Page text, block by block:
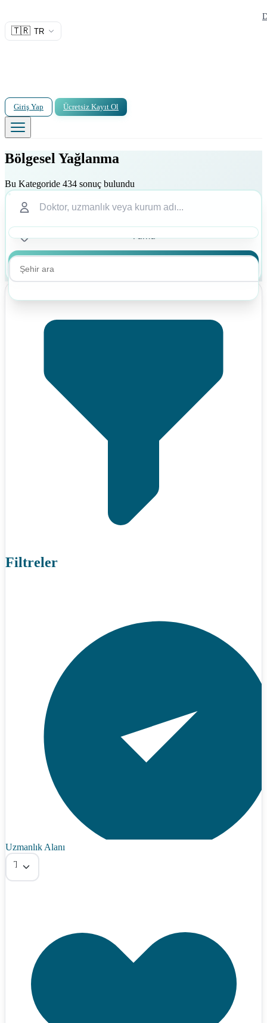
🇹🇷 TR
Giriş Yap Ücretsiz Kayıt Ol
Bölgesel Yağlanma
Bu Kategoride 434 sonuç bulundu
Filtreler
Uzmanlık Alanı
Tümü